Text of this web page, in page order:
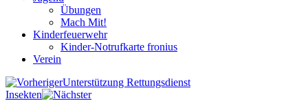
Übungen
Mach Mit!
Kinderfeuerwehr
Kinder-Notrufkarte fronius
Verein
Unterstützung Rettungsdienst
Insekten